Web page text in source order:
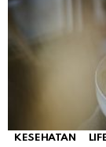
KESEHATAN